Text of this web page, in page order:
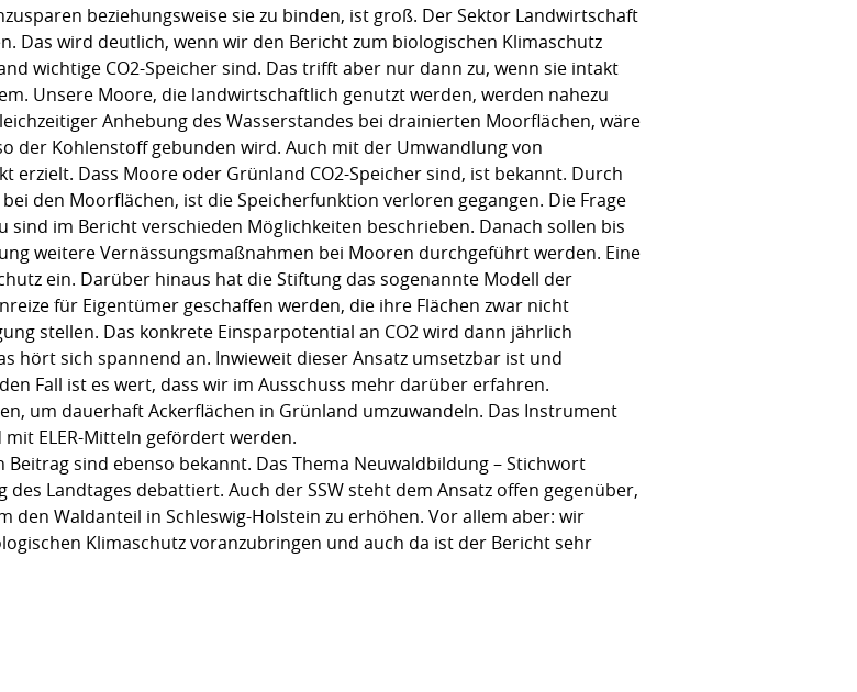
beziehungsweise sie zu binden, ist groß. Der Sektor Landwirtschaft
Das wird deutlich, wenn wir den Bericht zum biologischen Klimaschutz
wichtige CO2-Speicher sind. Das trifft aber nur dann zu, wenn sie intakt
Unsere Moore, die landwirtschaftlich genutzt werden, werden nahezu
Anhebung des Wasserstandes bei drainierten Moorflächen, wäre
der Kohlenstoff gebunden wird. Auch mit der Umwandlung von
erzielt. Dass Moore oder Grünland CO2-Speicher sind, ist bekannt. Durch
den Moorflächen, ist die Speicherfunktion verloren gegangen. Die Frage
sind im Bericht verschieden Möglichkeiten beschrieben. Danach sollen bis
weitere Vernässungsmaßnahmen bei Mooren durchgeführt werden. Eine
ein. Darüber hinaus hat die Stiftung das sogenannte Modell der
für Eigentümer geschaffen werden, die ihre Flächen zwar nicht
stellen. Das konkrete Einsparpotential an CO2 wird dann jährlich
hört sich spannend an. Inwieweit dieser Ansatz umsetzbar ist und
Fall ist es wert, dass wir im Ausschuss mehr darüber erfahren.
um dauerhaft Ackerflächen in Grünland umzuwandeln. Das Instrument
ELER-Mitteln gefördert werden.
sind ebenso bekannt. Das Thema Neuwaldbildung – Stichwort
Landtages debattiert. Auch der SSW steht dem Ansatz offen gegenüber,
den Waldanteil in Schleswig-Holstein zu erhöhen. Vor allem aber: wir
Klimaschutz voranzubringen und auch da ist der Bericht sehr